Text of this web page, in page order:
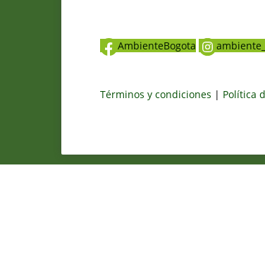
AmbienteBogota
Términos y condiciones | Política